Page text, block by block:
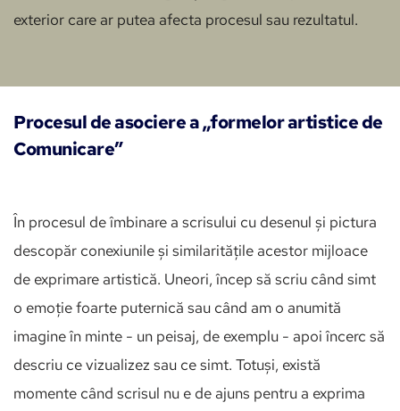
exterior care ar putea afecta procesul sau rezultatul.
Procesul de asociere a „formelor artistice de
Comunicare”
În procesul de îmbinare a scrisului cu desenul și pictura
descopăr conexiunile și similaritățile acestor mijloace
de exprimare artistică. Uneori, încep să scriu când simt
o emoție foarte puternică sau când am o anumită
imagine în minte - un peisaj, de exemplu - apoi încerc să
descriu ce vizualizez sau ce simt. Totuși, există
momente când scrisul nu e de ajuns pentru a exprima